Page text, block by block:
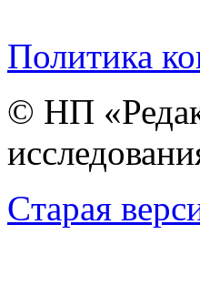
Политика
© НП
Cтарая